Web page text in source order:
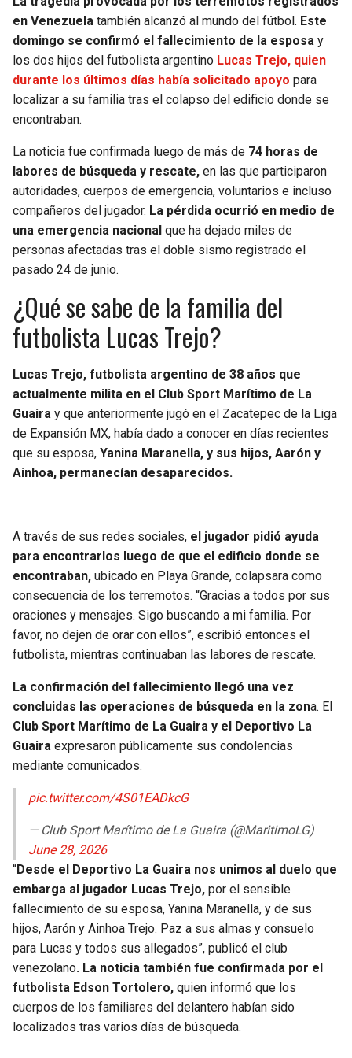
BEARS
PACKERS
VIKINGS
FALCONS
PANTHERS
SAINTS
SPURS
TIMBERWOLVES
THUNDER
TRAIL BLAZERS
JAZZ
en Venezuela también alcanzó al mundo del fútbol. Este
domingo se confirmó el fallecimiento de la esposa y
los dos hijos del futbolista argentino Lucas Trejo, quien
durante los últimos días había solicitado apoyo para
localizar a su familia tras el colapso del edificio donde se
encontraban.
La noticia fue confirmada luego de más de 74 horas de
labores de búsqueda y rescate, en las que participaron
autoridades, cuerpos de emergencia, voluntarios e incluso
compañeros del jugador. La pérdida ocurrió en medio de
una emergencia nacional que ha dejado miles de
personas afectadas tras el doble sismo registrado el
pasado 24 de junio.
¿Qué se sabe de la familia del
futbolista Lucas Trejo?
Lucas Trejo, futbolista argentino de 38 años que
actualmente milita en el Club Sport Marítimo de La
Guaira y que anteriormente jugó en el Zacatepec de la Liga
de Expansión MX, había dado a conocer en días recientes
que su esposa, Yanina Maranella, y sus hijos, Aarón y
Ainhoa, permanecían desaparecidos.
A través de sus redes sociales, el jugador pidió ayuda
para encontrarlos luego de que el edificio donde se
encontraban, ubicado en Playa Grande, colapsara como
consecuencia de los terremotos. “Gracias a todos por sus
oraciones y mensajes. Sigo buscando a mi familia. Por
favor, no dejen de orar con ellos”, escribió entonces el
futbolista, mientras continuaban las labores de rescate.
La confirmación del fallecimiento llegó una vez
concluidas las operaciones de búsqueda en la zona. El
Club Sport Marítimo de La Guaira y el Deportivo La
Guaira expresaron públicamente sus condolencias
mediante comunicados.
pic.twitter.com/4S01EADkcG
— Club Sport Marítimo de La Guaira (@MaritimoLG)
June 28, 2026
“Desde el Deportivo La Guaira nos unimos al duelo que
embarga al jugador Lucas Trejo, por el sensible
fallecimiento de su esposa, Yanina Maranella, y de sus
hijos, Aarón y Ainhoa Trejo. Paz a sus almas y consuelo
para Lucas y todos sus allegados”, publicó el club
venezolano. La noticia también fue confirmada por el
futbolista Edson Tortolero, quien informó que los
cuerpos de los familiares del delantero habían sido
localizados tras varios días de búsqueda.